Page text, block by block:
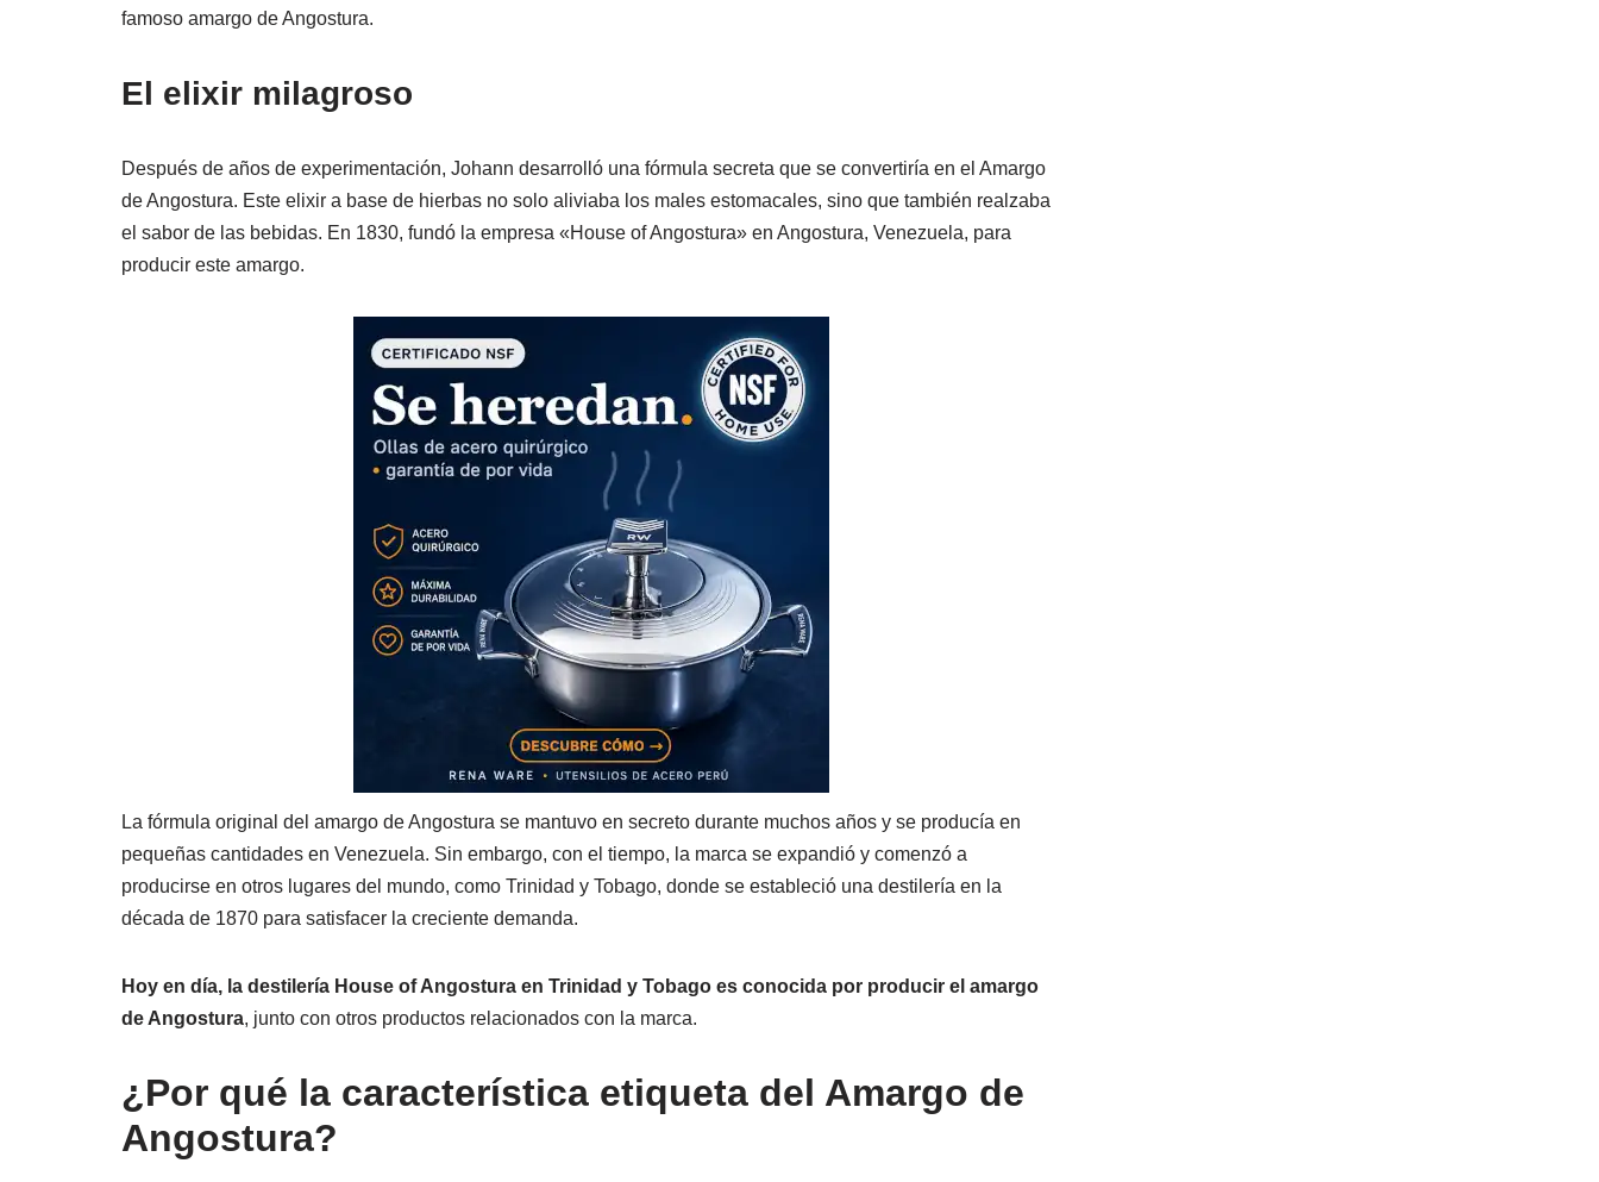
famoso amargo de Angostura.
El elixir milagroso
Después de años de experimentación, Johann desarrolló una fórmula secreta que se convertiría en el Amargo
de Angostura. Este elixir a base de hierbas no solo aliviaba los males estomacales, sino que también realzaba
el sabor de las bebidas. En 1830, fundó la empresa «House of Angostura» en Angostura, Venezuela, para
producir este amargo.
La fórmula original del amargo de Angostura se mantuvo en secreto durante muchos años y se producía en
pequeñas cantidades en Venezuela. Sin embargo, con el tiempo, la marca se expandió y comenzó a
producirse en otros lugares del mundo, como Trinidad y Tobago, donde se estableció una destilería en la
década de 1870 para satisfacer la creciente demanda.
Hoy en día, la destilería House of Angostura en Trinidad y Tobago es conocida por producir el amargo
de Angostura, junto con otros productos relacionados con la marca.
¿Por qué la característica etiqueta del Amargo de
Angostura?